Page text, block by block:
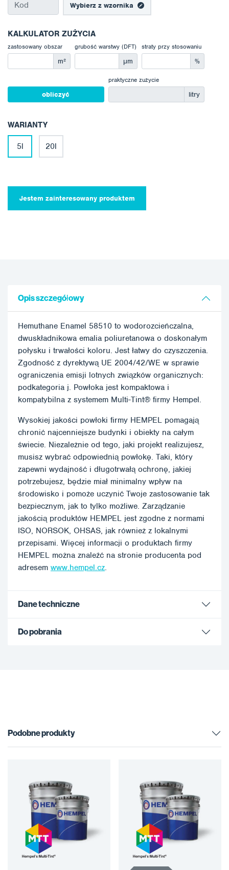
Wybierz z wzornika
KALKULATOR ZUŻYCIA
zastosowany obszar
m²
grubość warstwy (DFT)
μm
straty przy stosowaniu
%
obliczyć
praktyczne zużycie
litry
WARIANTY
5l 20l
Jestem zainteresowany produktem
Opis szczegółowy
Hemuthane Enamel 58510 to wodorozcieńczalna,
dwuskładnikowa emalia poliuretanowa o doskonałym
połysku i trwałości koloru. Jest łatwy do czyszczenia.
Zgodność z dyrektywą UE 2004/42/WE w sprawie
ograniczenia emisji lotnych związków organicznych:
podkategoria j. Powłoka jest kompaktowa i
kompatybilna z systemem Multi-Tint® firmy Hempel.
Wysokiej jakości powłoki firmy HEMPEL pomagają
chronić najcenniejsze budynki i obiekty na całym
świecie. Niezależnie od tego, jaki projekt realizujesz,
musisz wybrać odpowiednią powłokę. Taki, który
zapewni wydajność i długotrwałą ochronę, jakiej
potrzebujesz, będzie miał minimalny wpływ na
środowisko i pomoże uczynić Twoje zastosowanie tak
bezpiecznym, jak to tylko możliwe. Zarządzanie
jakością produktów HEMPEL jest zgodne z normami
ISO, NORSOK, OHSAS, jak również z lokalnymi
przepisami. Więcej informacji o produktach firmy
HEMPEL można znaleźć na stronie producenta pod
adresem www.hempel.cz.
Dane techniczne
Do pobrania
Podobne produkty